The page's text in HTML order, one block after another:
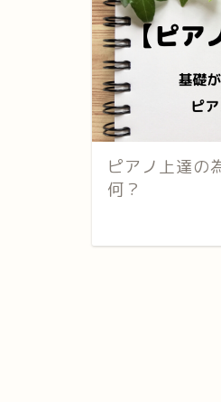
ピアノ上達の
何？